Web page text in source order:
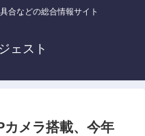
合などの総合情報サイト
ェスト
メラ搭載、今年